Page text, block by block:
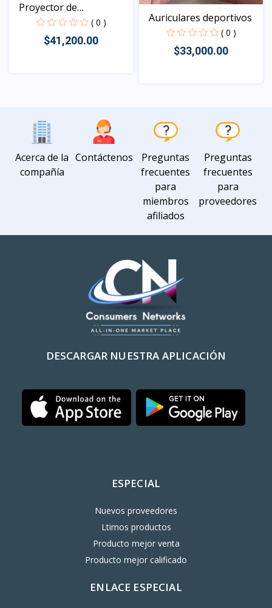
Proyector de
astronauta...
( 0 )
$41,200.00
Auriculares deportivos
( 0 )
$33,000.00
Acerca de la
compañía
Contáctenos
Preguntas
frecuentes
para
miembros
afiliados
Preguntas
frecuentes
para
proveedores
DESCARGAR NUESTRA APLICACIÓN
ESPECIAL
Nuevos proveedores
Ltimos productos
Producto mejor venta
Producto mejor calificado
ENLACE ESPECIAL